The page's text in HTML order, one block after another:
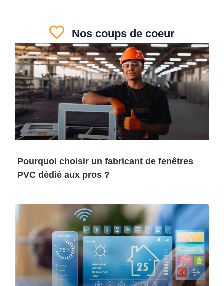
Nos coups de coeur
Pourquoi choisir un fabricant de fenêtres
PVC dédié aux pros ?